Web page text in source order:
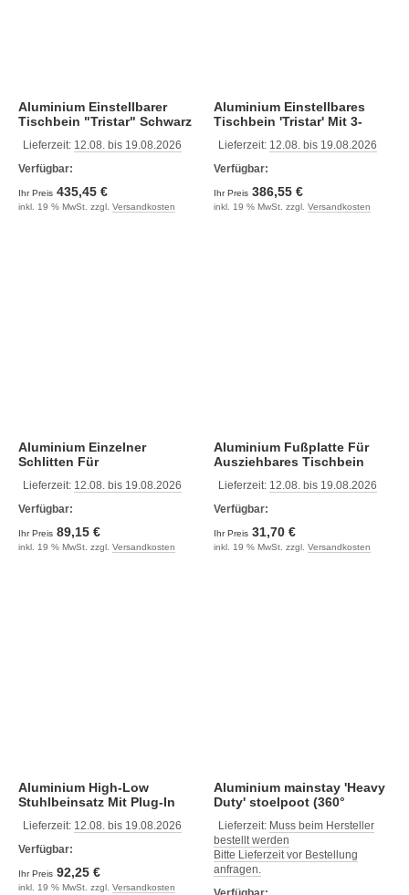
Aluminium Einstellbarer
Tischbein "Tristar" Schwarz
Gasdruckverstellung,
H=335-714mm
Lieferzeit: 12.08. bis 19.08.2026
Verfügbar:
Ihr Preis 435,45 €
inkl. 19 % MwSt. zzgl. Versandkosten
Aluminium Einstellbares
Tischbein 'Tristar' Mit 3-
Gasdruckverstellung,
H=335-714mm, Mit Flacher
Lieferzeit: 12.08. bis 19.08.2026
Verfügbar:
Ihr Preis 386,55 €
inkl. 19 % MwSt. zzgl. Versandkosten
Aluminium Einzelner
Schlitten Für
Lieferzeit: 12.08. bis 19.08.2026
Verfügbar:
Ihr Preis 89,15 €
inkl. 19 % MwSt. zzgl. Versandkosten
Aluminium Fußplatte Für
Ausziehbares Tischbein
Lieferzeit: 12.08. bis 19.08.2026
Verfügbar:
Ihr Preis 31,70 €
inkl. 19 % MwSt. zzgl. Versandkosten
Aluminium High-Low
Stuhlbeinsatz Mit Plug-In
Lieferzeit: 12.08. bis 19.08.2026
Verfügbar:
Ihr Preis 92,25 €
inkl. 19 % MwSt. zzgl. Versandkosten
Aluminium mainstay 'Heavy
Duty' stoelpoot (360°
508mm, voet Ø229mm
Lieferzeit: Muss beim Hersteller
bestellt werden
Bitte Lieferzeit vor Bestellung
anfragen.